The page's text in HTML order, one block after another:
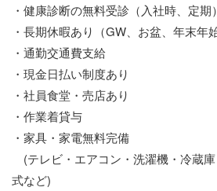
・健康診断の無料受診（入社時、定期）
・長期休暇あり（GW、お盆、年末年始
・通勤交通費支給
・現金日払い制度あり
・社員食堂・売店あり
・作業着貸与
・家具・家電無料完備
(テレビ・エアコン・洗濯機・冷蔵
式など)